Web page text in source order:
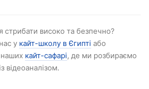
стрибати високо та безпечно?
у кайт-школу в Єгипті або
кайт-сафарі, де ми розбираємо
відеоаналізом.